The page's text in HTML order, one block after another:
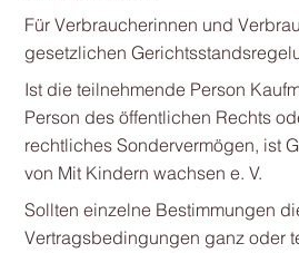
Für Verbraucherinnen und
gesetzlichen
Ist die teilnehmende Person
Person des öffentlichen Rechts
rechtliches Sondervermögen, ist
von Mit Kindern wachsen e. V.
Sollten einzelne Bestimmungen
Vertragsbedingungen ganz oder